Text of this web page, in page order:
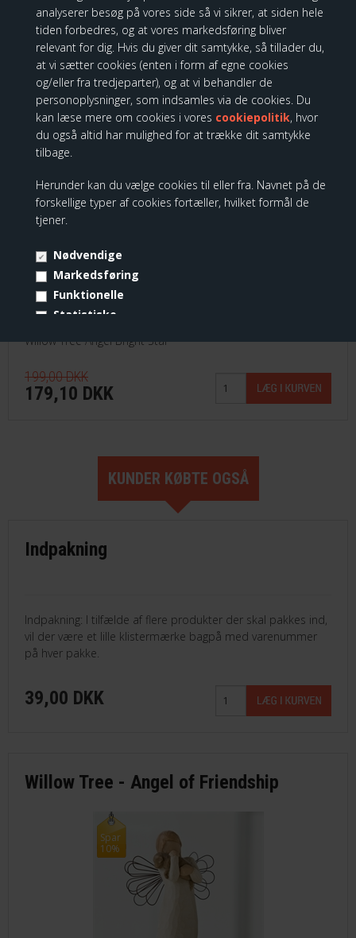
analyserer besøg på vores side så vi sikrer, at siden hele
tiden forbedres, og at vores markedsføring bliver
relevant for dig. Hvis du giver dit samtykke, så tillader du,
at vi sætter cookies (enten i form af egne cookies
og/eller fra tredjeparter), og at vi behandler de
personoplysninger, som indsamles via de cookies. Du
kan læse mere om cookies i vores cookiepolitik, hvor
du også altid har mulighed for at trække dit samtykke
tilbage.
Herunder kan du vælge cookies til eller fra. Navnet på de
forskellige typer af cookies fortæller, hvilket formål de
tjener.
Nødvendige
Markedsføring
Funktionelle
Statistiske
179,00 DKK
161,10 DKK
Willow Tree - Angel Bright Star
Willow Tree Angel Bright Star
199,00 DKK
179,10 DKK
KUNDER KØBTE OGSÅ
Indpakning
Indpakning: I tilfælde af flere produkter der skal pakkes ind,
vil der være et lille klistermærke bagpå med varenummer
på hver pakke.
39,00 DKK
Willow Tree - Angel of Friendship
Spar
10%